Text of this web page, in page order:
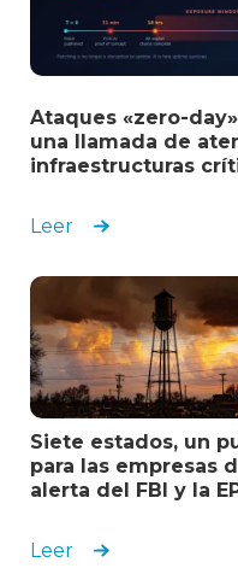
entornos
Director de
Transporte
Gran apoyo y
para la detección
automatizadas.
Gerente de
Energía y servicios
Ataques «zero-
una llamada de
infraestructuras
Leer
Siete estados, un
para las empresas
alerta del FBI y la
Leer